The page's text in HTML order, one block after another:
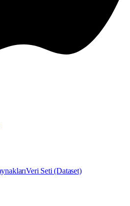
Veri Seti (Dataset)